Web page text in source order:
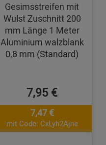
Gesimsstreifen mit
Wulst Zuschnitt 200
mm Länge 1 Meter
Aluminium walzblank
0,8 mm (Standard)
7,95 €
7,47 €
mit Code: CxLyh2Ajne